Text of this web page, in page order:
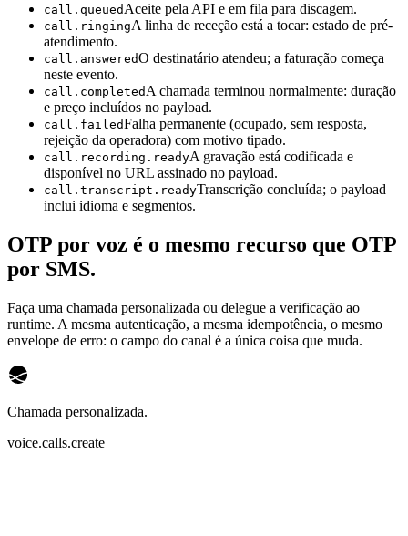
call.queued Aceite pela API e em fila para discagem.
call.ringingA linha de receção está a tocar: estado de pré-
atendimento.
call.answeredO destinatário atendeu; a faturação começa
neste evento.
call.completed A chamada terminou normalmente: duração
e preço incluídos no payload.
call.failedFalha permanente (ocupado, sem resposta,
rejeição da operadora) com motivo tipado.
call.recording.readyA gravação está codificada e
disponível no URL assinado no payload.
call.transcript.readyTranscrição concluída; o payload
inclui idioma e segmentos.
OTP por voz é o mesmo recurso que OTP
por SMS.
Faça uma chamada personalizada ou delegue a verificação ao
runtime. A mesma autenticação, a mesma idempotência, o mesmo
envelope de erro: o campo do canal é a única coisa que muda.
Chamada personalizada.
voice.calls.create